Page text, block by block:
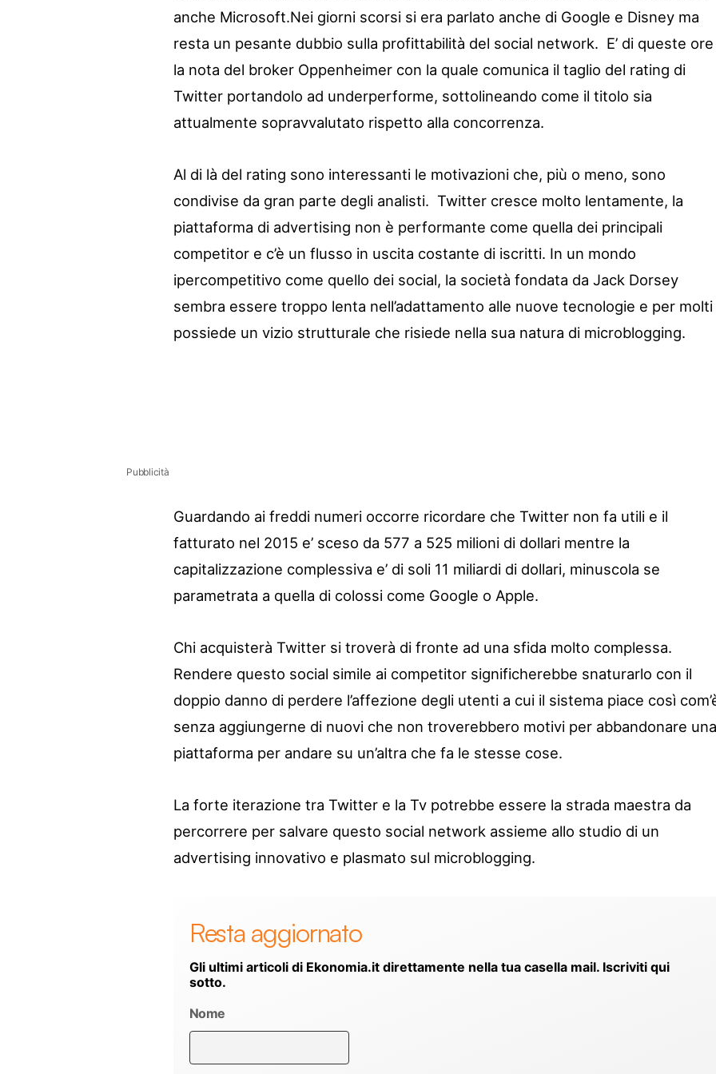
anche Microsoft.Nei giorni scorsi si era parlato anche di Google e Disney ma
resta un pesante dubbio sulla profittabilità del social network. E’ di queste ore
la nota del broker Oppenheimer con la quale comunica il taglio del rating di
Twitter portandolo ad underperforme, sottolineando come il titolo sia
attualmente sopravvalutato rispetto alla concorrenza.
Al di là del rating sono interessanti le motivazioni che, più o meno, sono
condivise da gran parte degli analisti. Twitter cresce molto lentamente, la
piattaforma di advertising non è performante come quella dei principali
competitor e c’è un flusso in uscita costante di iscritti. In un mondo
ipercompetitivo come quello dei social, la società fondata da Jack Dorsey
sembra essere troppo lenta nell’adattamento alle nuove tecnologie e per molti
possiede un vizio strutturale che risiede nella sua natura di microblogging.
Pubblicità
Guardando ai freddi numeri occorre ricordare che Twitter non fa utili e il
fatturato nel 2015 e’ sceso da 577 a 525 milioni di dollari mentre la
capitalizzazione complessiva e’ di soli 11 miliardi di dollari, minuscola se
parametrata a quella di colossi come Google o Apple.
Chi acquisterà Twitter si troverà di fronte ad una sfida molto complessa.
Rendere questo social simile ai competitor significherebbe snaturarlo con il
doppio danno di perdere l’affezione degli utenti a cui il sistema piace così
senza aggiungerne di nuovi che non troverebbero motivi per abbandonare una
piattaforma per andare su un’altra che fa le stesse cose.
La forte iterazione tra Twitter e la Tv potrebbe essere la strada maestra da
percorrere per salvare questo social network assieme allo studio di un
advertising innovativo e plasmato sul microblogging.
Resta aggiornato
Gli ultimi articoli di Ekonomia.it direttamente nella tua casella mail. Iscriviti qui
sotto.
Nome